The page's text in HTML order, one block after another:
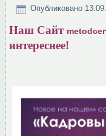
Опубликовано
Наш Сайт
интереснее!